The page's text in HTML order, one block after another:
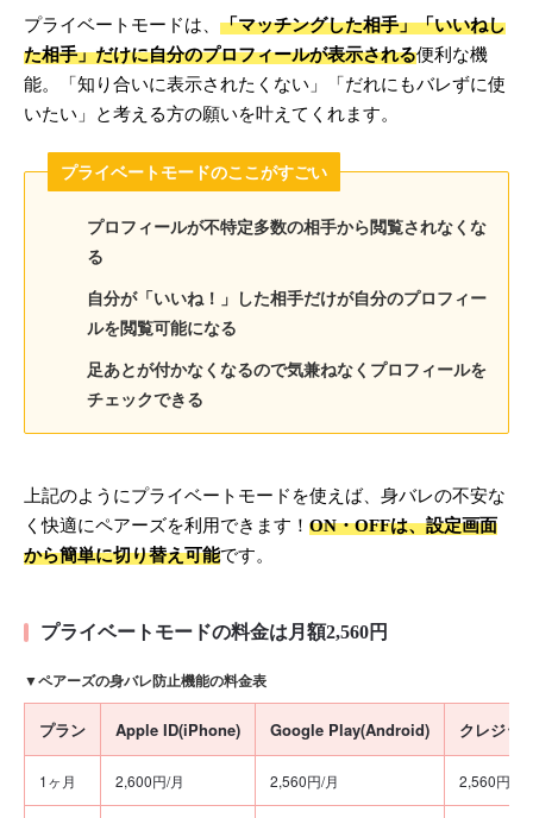
プライベートモードは、 「マッチングした相手」「いいねし
た相手」だけに自分のプロフィールが表示される便利な機
能。「知り合いに表示されたくない」「だれにもバレずに使
いたい」と考える方の願いを叶えてくれます。
プライベートモードのここがすごい
プロフィールが不特定多数の相手から閲覧されなくな
る
自分が「いいね！」した相手だけが自分のプロフィー
ルを閲覧可能になる
足あとが付かなくなるので気兼ねなくプロフィールを
チェックできる
上記のようにプライベートモードを使えば、身バレの不安な
く快適にペアーズを利用できます！ ON・OFFは、設定画面
から簡単に切り替え可能です。
プライベートモードの料金は月額2,560円
▼ペアーズの身バレ防止機能の料金表
プラン Apple ID(iPhone) Google Play(Android) クレジッ
1ヶ月 2,600円/月 2,560円/月 2,560円/月